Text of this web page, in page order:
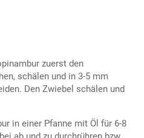
zuerst den
schälen und in 3-5 mm
Den Zwiebel schälen und
in einer Pfanne mit Öl für 6-8